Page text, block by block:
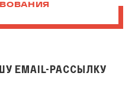
EMAIL-РАССЫЛКУ